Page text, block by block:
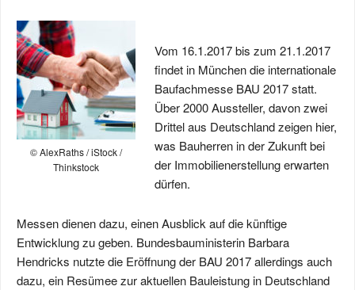
© AlexRaths / iStock /
Thinkstock
Vom 16.1.2017 bis zum 21.1.2017
findet in München die internationale
Baufachmesse BAU 2017 statt.
Über 2000 Aussteller, davon zwei
Drittel aus Deutschland zeigen hier,
was Bauherren in der Zukunft bei
der Immobilienerstellung erwarten
dürfen.
Messen dienen dazu, einen Ausblick auf die künftige
Entwicklung zu geben. Bundesbauministerin Barbara
Hendricks nutzte die Eröffnung der BAU 2017 allerdings auch
dazu, ein Resümee zur aktuellen Bauleistung in Deutschland